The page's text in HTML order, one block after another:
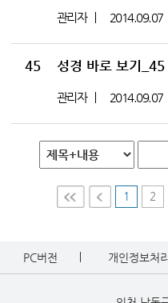
관리자 2014.09.07
45 성경 바로 보기_45
관리자 2014.09.07
1 2
PC버전 개인정보처